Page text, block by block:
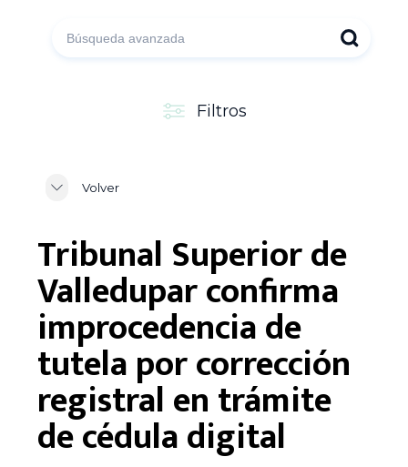
Filtros
Volver
Tribunal Superior de
Valledupar confirma
improcedencia de
tutela por corrección
registral en trámite
de cédula digital